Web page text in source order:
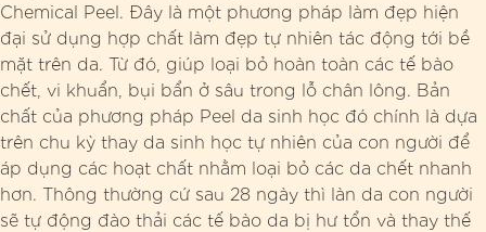
Chemical Peel. Đây là một phương pháp làm đẹp hiện
đại sử dụng hợp chất làm đẹp tự nhiên tác động tới bề
mặt trên da. Từ đó, giúp loại bỏ hoàn toàn các tế bào
chết, vi khuẩn, bụi bẩn ở sâu trong lỗ chân lông. Bản
chất của phương pháp Peel da sinh học đó chính là dựa
trên chu kỳ thay da sinh học tự nhiên của con người để
áp dụng các hoạt chất nhằm loại bỏ các da chết nhanh
hơn. Thông thường cứ sau 28 ngày thì làn da con người
sẽ tự động đào thải các tế bào da bị hư tổn và thay thế